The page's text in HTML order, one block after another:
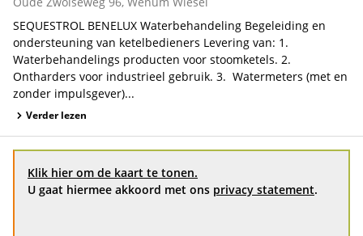
SEQUESTROL BENELUX Waterbehandeling Begeleiding en
ondersteuning van ketelbedieners Levering van: 1.
Waterbehandelings producten voor stoomketels. 2.
Ontharders voor industrieel gebruik. 3. Watermeters (met en
zonder impulsgever)...
Verder lezen
Klik hier om de kaart te tonen.
U gaat hiermee akkoord met ons privacy statement.